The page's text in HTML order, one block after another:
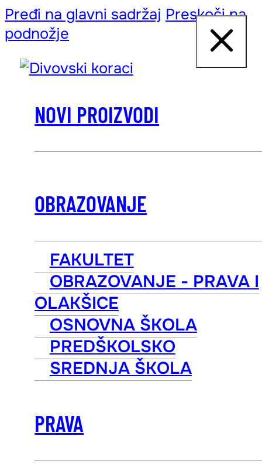
Pređi na glavni sadržaj Preskoči na
podnožje
NOVI PROIZVODI
OBRAZOVANJE
FAKULTET
OBRAZOVANJE - PRAVA I
OLAKŠICE
OSNOVNA ŠKOLA
PREDŠKOLSKO
SREDNJA ŠKOLA
PRAVA